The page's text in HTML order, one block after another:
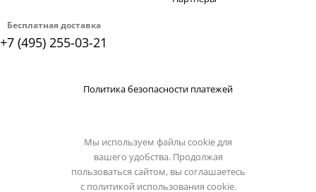
Бесплатная доставка
+7 (495) 255-03-21
Политика безопасности платежей
Мы используем файлы cookie для
вашего удобства. Продолжая
пользоваться сайтом, вы соглашаетесь
с политикой использования cookie.